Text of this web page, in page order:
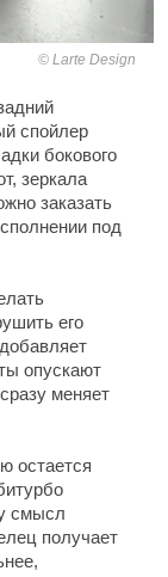
Larte Design
спойлер
бокового
зеркала
заказать
под
его
опускают
меняет
остается
смысл
получает